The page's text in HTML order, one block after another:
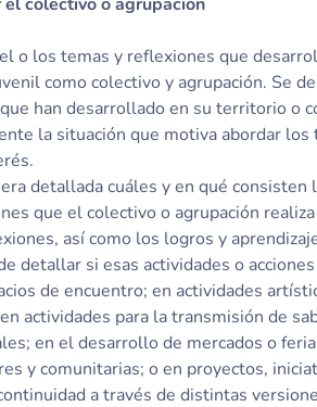
o los temas y reflexiones que
como colectivo y agrupación. Se
han desarrollado en su territorio o
la situación que motiva abordar los
detallada cuáles y en qué consisten
que el colectivo o agrupación
así como los logros y
detallar si esas actividades o
de encuentro; en actividades
actividades para la transmisión de
en el desarrollo de mercados o
y comunitarias; o en proyectos,
a través de distintas